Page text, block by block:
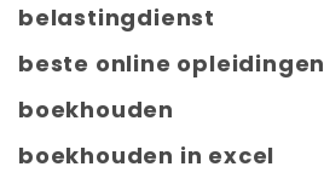
belastingdienst
beste online opleidingen
boekhouden
boekhouden in excel